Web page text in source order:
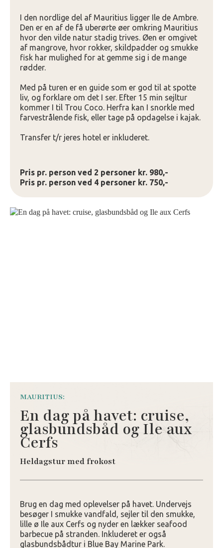
I den nordlige del af Mauritius ligger Ile de Ambre.
Den er en af de få uberørte øer omkring Mauritius
hvor den vilde natur stadig trives. Øen er omgivet
af mangrove, hvor rokker, skildpadder og smukke
fisk har mulighed for at gemme sig i de mange
rødder.
Med på turen er en guide som er god til at spotte
liv, og forklare om det I ser. Efter 15 min sejltur
kommer I til Trou Coco. Herfra kan I snorkle med
farvestrålende fisk, eller tage på opdagelse i kajak.
Transfer t/r jeres hotel er inkluderet.
Pris pr. person ved 2 personer kr. 980,-
Pris pr. person ved 4 personer kr. 750,-
MAURITIUS:
En dag på havet: cruise,
glasbundsbåd og Ile aux
Cerfs
Heldagstur med frokost
Brug en dag med oplevelser på havet. Undervejs
besøger I smukke vandfald, sejler til den smukke,
lille ø Ile aux Cerfs og nyder en lækker seafood
barbecue på stranden. Inkluderet er også
glasbundsbådtur i Blue Bay Marine Park.